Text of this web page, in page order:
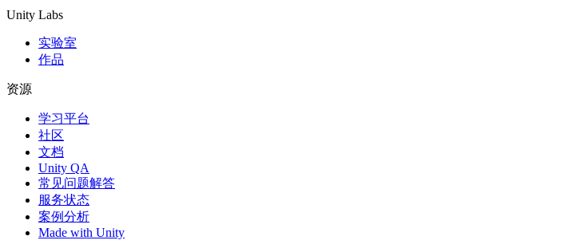
Unity Labs
实验室
作品
资源
学习平台
社区
文档
Unity QA
常见问题解答
服务状态
案例分析
Made with Unity